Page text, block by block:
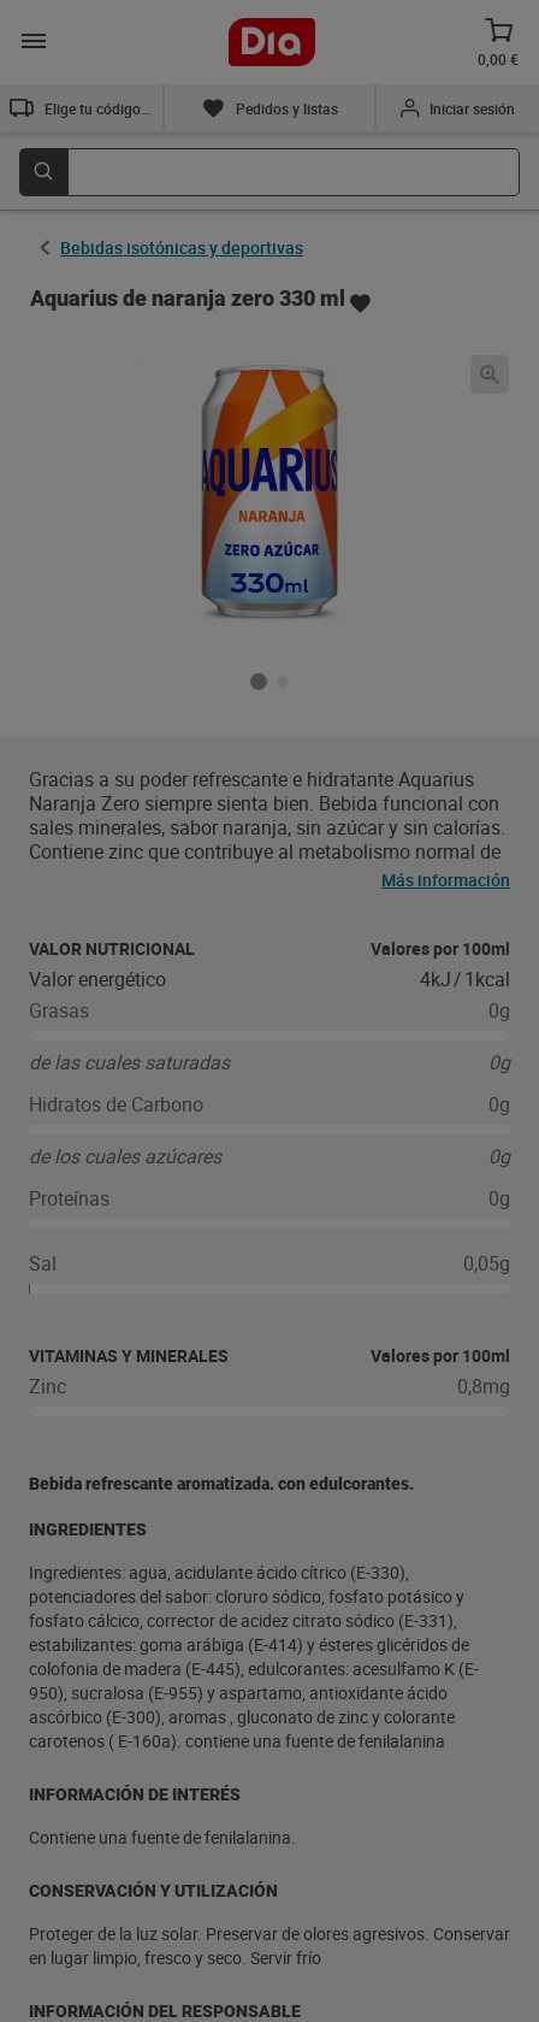
0,00 €
Pedidos y listas Iniciar sesión
Bebidas isotónicas y deportivas
Aquarius de naranja zero 330 ml
Gracias a su poder refrescante e hidratante Aquarius
Naranja Zero siempre sienta bien. Bebida funcional con
sales minerales, sabor naranja, sin azúcar y sin calorías.
Contiene zinc que contribuye al metabolismo normal de
los hidratos de carbono. Tómala bien fría, con hielo y
Más información
VALOR NUTRICIONAL Valores por 100ml
Valor energético 4kJ/1kcal
Grasas
0g
de las cuales saturadas
0g
Hidratos de Carbono
0g
de los cuales azúcares
0g
Proteínas
0g
Sal 0,05g
VITAMINAS Y MINERALES Valores por 100ml
Zinc 0,8mg
Bebida refrescante aromatizada. con edulcorantes.
INGREDIENTES
Ingredientes: agua, acidulante ácido cítrico (E-330),
potenciadores del sabor: cloruro sódico, fosfato potásico y
fosfato cálcico, corrector de acidez citrato sódico (E-331),
estabilizantes: goma arábiga (E-414) y ésteres glicéridos de
colofonia de madera (E-445), edulcorantes: acesulfamo K (E-
950), sucralosa (E-955) y aspartamo, antioxidante ácido
ascórbico (E-300), aromas , gluconato de zinc y colorante
carotenos ( E-160a). contiene una fuente de fenilalanina
INFORMACIÓN DE INTERÉS
Contiene una fuente de fenilalanina.
CONSERVACIÓN Y UTILIZACIÓN
Proteger de la luz solar. Preservar de olores agresivos. Conservar
en lugar limpio, fresco y seco. Servir frío
INFORMACIÓN DEL RESPONSABLE